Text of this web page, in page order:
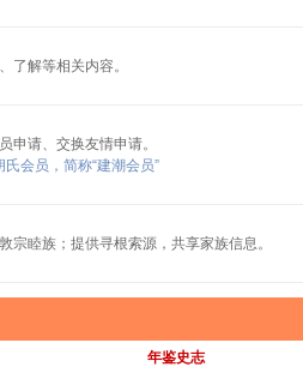
了解等相关内容。
申请、交换友情申请。
会员，简称“建潮会员”
宗睦族；提供寻根索源，共享家族信息。
年鉴史志